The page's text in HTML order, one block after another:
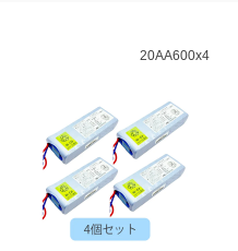
20AA600x4